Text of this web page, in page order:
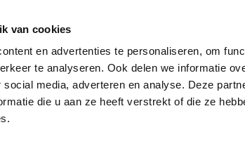
van cookies
en advertenties te personaliseren, om
te analyseren. Ook delen we informatie
media, adverteren en analyse. Deze
die u aan ze heeft verstrekt of die ze